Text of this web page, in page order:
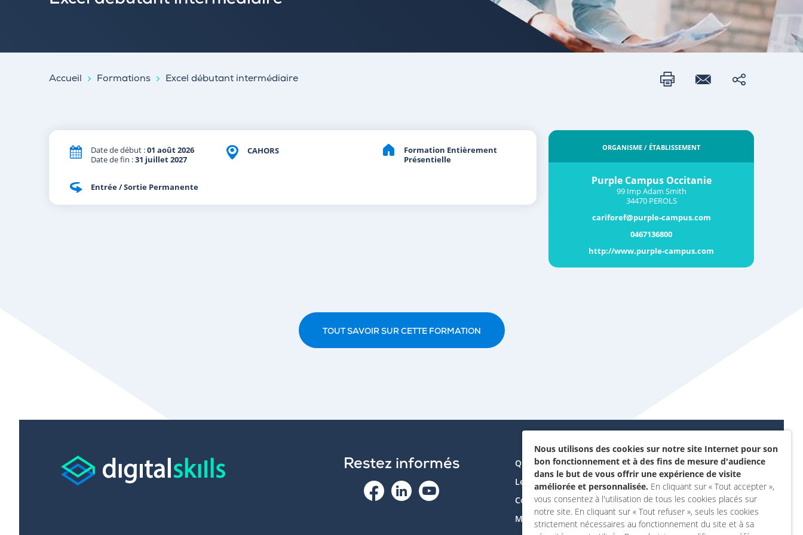
Accueil Formations Excel débutant intermédiaire
Date de début :01 août 2026
Date de fin :31 juillet 2027
CAHORS
Formation Entièrement
Présentielle
Entrée / Sortie Permanente
ORGANISME / ÉTABLISSEMENT
Purple Campus Occitanie
99 Imp Adam Smith
34470 PEROLS
cariforef@purple-campus.com
0467136800
http://www.purple-campus.com
TOUT SAVOIR SUR CETTE FORMATION
Restez informés
Qui sommes-nous ?
Le projet
Contactez-nous
Mon compte
Données personnelles et
cookies
Accessibilité : non
conforme
Mentions légales
Nous utilisons des cookies sur notre site Internet pour son
bon fonctionnement et à des fins de mesure d'audience
dans le but de vous offrir une expérience de visite
améliorée et personnalisée. En cliquant sur « Tout accepter »,
vous consentez à l'utilisation de tous les cookies placés sur
notre site. En cliquant sur « Tout refuser », seuls les cookies
strictement nécessaires au fonctionnement du site et à sa